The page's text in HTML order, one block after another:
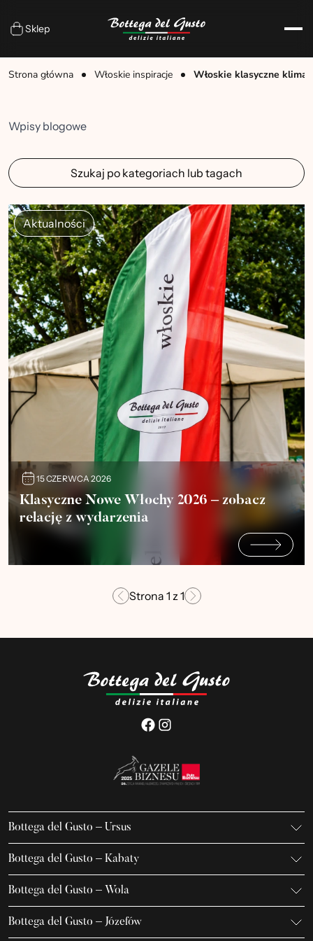
Sklep
Strona główna Włoskie inspiracje Włoskie klasyczne
Wpisy blogowe
Szukaj po kategoriach lub tagach
Aktualności
15 CZERWCA 2026
Klasyczne Nowe Włochy 2026 – zobacz
relację z wydarzenia
Strona 1 z1
Bottega del Gusto – Ursus
K. Gierdziejewskiego 7
02-495 Warszawa
+48 666 736 899
Bottega del Gusto – Kabaty
Iwanowa-Szajnowicza 7/U1
02-796 Warszawa
+48 600 155 636
Bottega del Gusto – Wola
Jana Kazimierza 23/U5
01-248 Warszawa
Bottega del Gusto – Józefów